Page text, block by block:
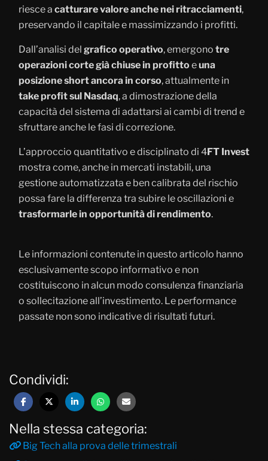
riesce a catturare valore anche nei ritracciamenti,
preservando il capitale e massimizzando i profitti.
Dall’analisi del grafico operativo, emergono tre
operazioni corte già chiuse in profitto euna
posizione short ancora in corso, attualmente in
take profit sul Nasdaq, a dimostrazione della
capacità del sistema di adattarsi ai cambi di trend e
sfruttare anche le fasi di correzione.
L’approccio quantitativo e disciplinato di 4FT Invest
mostra come, anche in mercati instabili, una
gestione automatizzata e ben calibrata del rischio
possa fare la differenza tra subire le oscillazioni e
trasformarle in opportunità di rendimento.
Le informazioni contenute in questo articolo hanno
esclusivamente scopo informativo e non
costituiscono in alcun modo consulenza finanziaria
o sollecitazione all’investimento. Le performance
passate non sono indicative di risultati futuri.
Condividi:
Nella stessa categoria:
Big Tech alla prova delle trimestrali